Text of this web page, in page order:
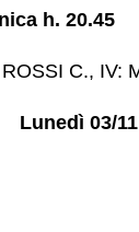
h. 20.45
C., IV:
Lunedì 03/